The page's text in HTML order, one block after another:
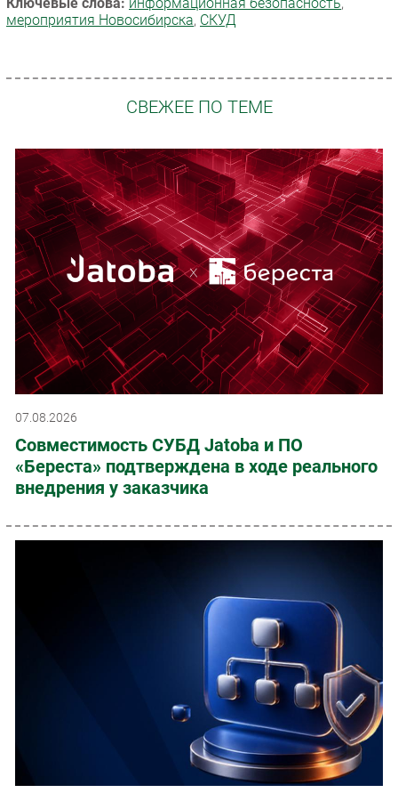
мероприятия Новосибирска, СКУД
СВЕЖЕЕ ПО ТЕМЕ
07.08.2026
Совместимость СУБД Jatoba и ПО
«Береста» подтверждена в ходе реального
внедрения у заказчика